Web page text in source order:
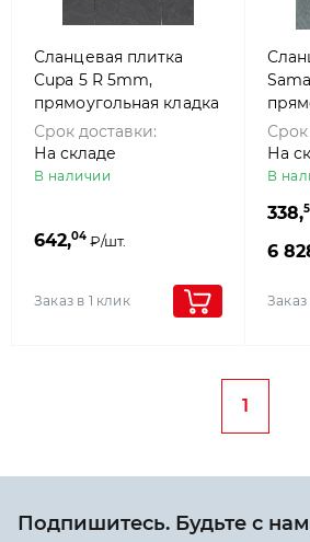
Сланцевая плитка
Cupa 5 R 5mm,
прямоугольная кладка
Срок доставки:
На складе
В наличии
642,04 ₽/шт.
Заказ в 1 клик
Срок
На
В
338,
6
Заказ
1
Подпишитесь. Будьте с